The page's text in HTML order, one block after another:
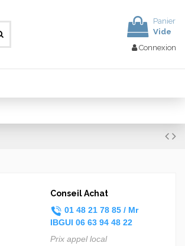
Panier
Vide
Connexion
Conseil Achat
01 48 21 78 85 / Mr
IBGUI 06 63 94 48 22
Prix appel local